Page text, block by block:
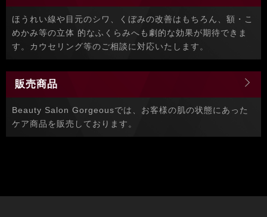
ほうれい線や目元のシワ、くぼみの改善はもちろん、額・こ
めかみ等の立体 的なふくらみへも劇的な効果が期待できま
す。カウセリング等のご相談に対応いたします。
販売商品
Beauty Salon Gorgeousでは、お客様の肌の状態にあった
ケア商品を販売しております。